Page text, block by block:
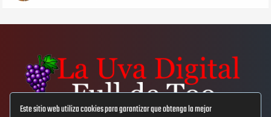
Este sitio web utiliza cookies para garantizar que obtenga la mejor